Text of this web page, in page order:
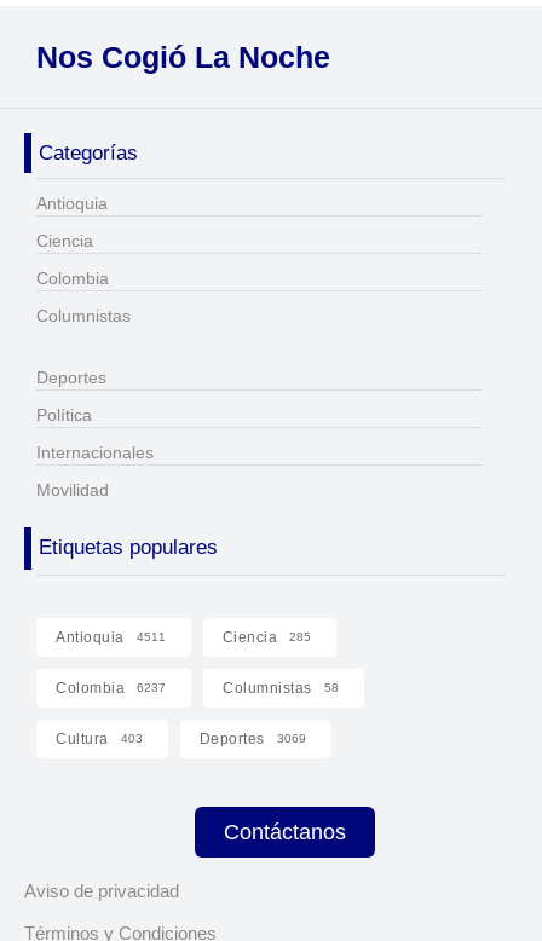
Nos Cogió La Noche
Categorías
Antioquia
Ciencia
Colombia
Columnistas
Deportes
Política
Internacionales
Movilidad
Etiquetas populares
Antioquia 4511 Ciencia 285
Colombia 6237 Columnistas 58
Cultura 403 Deportes 3069
Contáctanos
Aviso de privacidad
Términos y Condiciones